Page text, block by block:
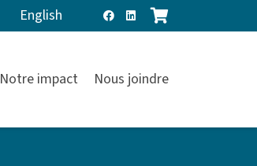
English
Notre impact Nous joindre